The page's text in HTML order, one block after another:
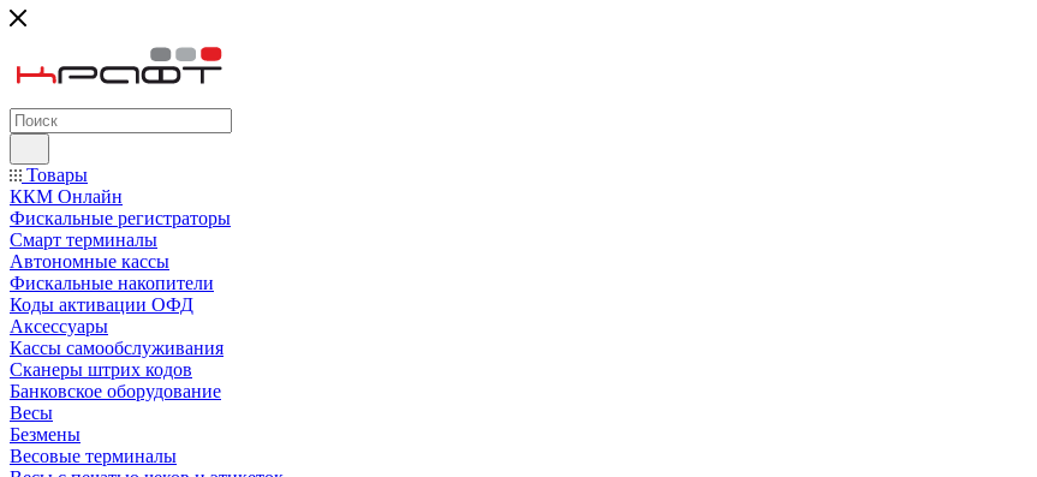
Товары
ККМ Онлайн
Фискальные регистраторы
Смарт терминалы
Автономные кассы
Фискальные накопители
Коды активации ОФД
Аксессуары
Кассы самообслуживания
Сканеры штрих кодов
Банковское оборудование
Весы
Безмены
Весовые терминалы